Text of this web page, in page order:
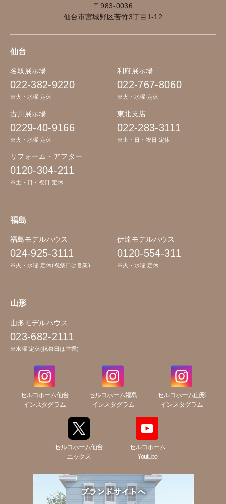
〒983-0036
仙台市宮城野区苦竹3丁目1-12
仙台
名取展示場
022-382-9220
※火・水曜 定休
利府展示場
022-767-8060
※火・水曜 定休
古川展示場
0229-40-9166
※火・水曜 定休
東北支店
022-283-3111
※土・日・祝日 定休
リフォーム・アフター
0120-304-211
※土・日・祝日 定休
福島
福島モデルハウス
024-925-3111
※火・水曜 定休(祝祭日は営業)
伊達モデルハウス
0120-554-311
※火・水曜 定休
山形
山形モデルハウス
023-682-2111
※水曜 定休(祝祭日は営業)
セルコホーム仙台
インスタグラム
セルコホーム福島
インスタグラム
セルコホーム山形
インスタグラム
セルコホーム仙台
エックス
セルコホーム
Youtube